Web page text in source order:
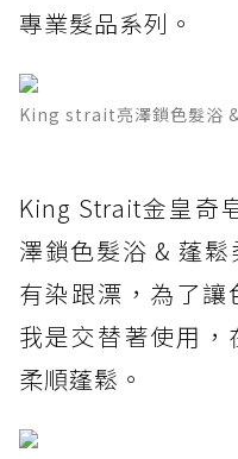
專業髮品系列。
King strait亮澤鎖色髮浴
King Strait金皇奇
澤鎖色髮浴 & 蓬
有染跟漂，為了
我是交替著使用
柔順蓬鬆。